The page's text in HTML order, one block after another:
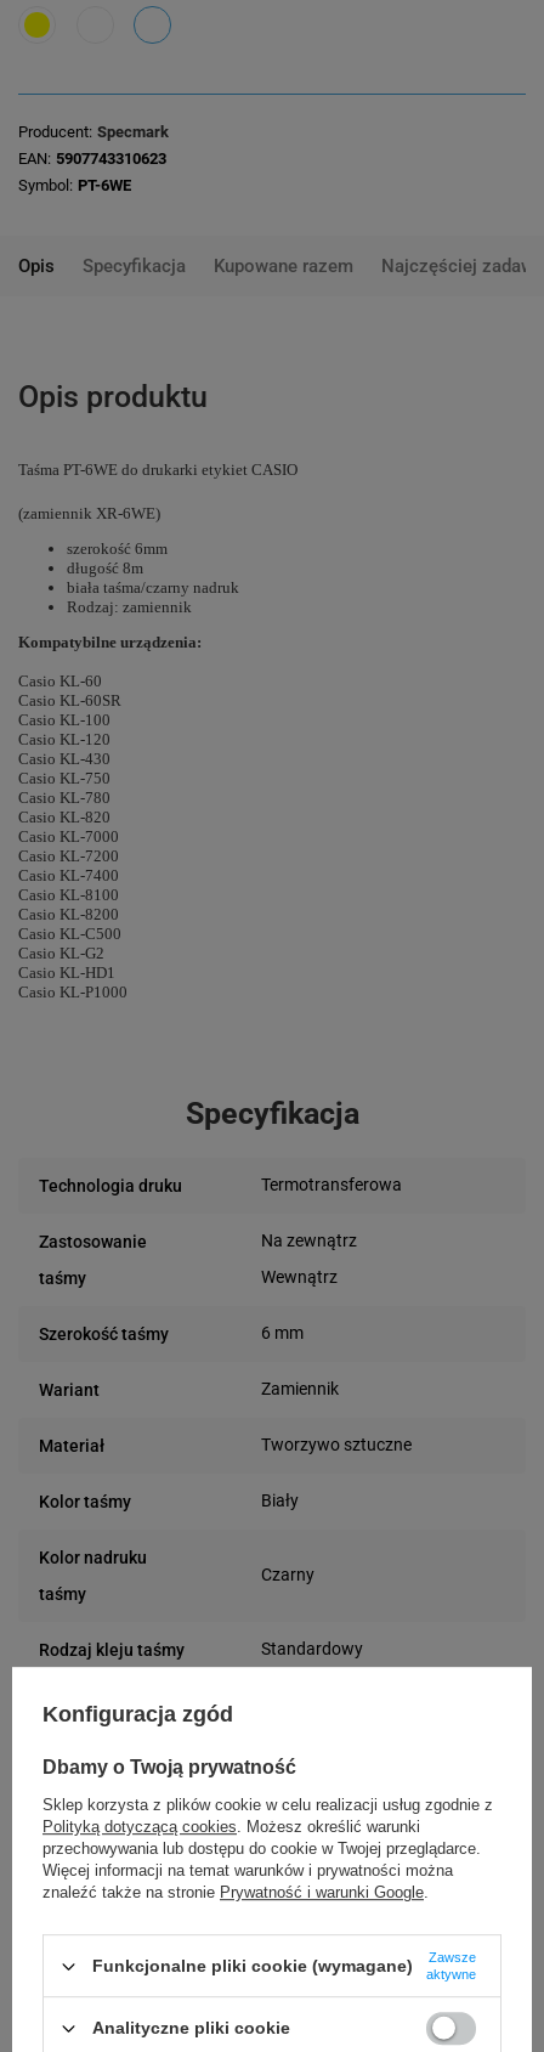
Producent Specmark
EAN 5907743310623
Symbol PT-6WE
Opis Specyfikacja Kupowane razem Najczęściej
Opis produktu
Taśma PT-6WE do drukarki etykiet CASIO
(zamiennik XR-6WE)
szerokość 6mm
długość 8m
biała taśma/czarny nadruk
Rodzaj: zamiennik
Kompatybilne urządzenia:
Casio KL-60
Casio KL-60SR
Casio KL-100
Casio KL-120
Casio KL-430
Casio KL-750
Casio KL-780
Casio KL-820
Casio KL-7000
Casio KL-7200
Casio KL-7400
Casio KL-8100
Casio KL-8200
Casio KL-C500
Casio KL-G2
Casio KL-HD1
Casio KL-P1000
Specyfikacja
Technologia druku Termotransferowa
Zastosowanie
taśmy
Na zewnątrz
Wewnątrz
Szerokość taśmy 6 mm
Wariant Zamiennik
Materiał Tworzywo sztuczne
Kolor taśmy Biały
Kolor nadruku
taśmy
Czarny
Rodzaj kleju taśmy Standardowy
Długość taśmy
Rodzaj taśmy Standard
Gwarancja 24 miesiące
Podmiot
Specmark
Bielska 210
43-400 Cieszyn (Polska)
telefon: 730811399
Osoby
odpowiedzialne
Specmark
Bielska 210
43-400 Cieszyn (Polska)
Konfiguracja zgód
Dbamy o Twoją prywatność
Sklep korzysta z plików cookie w celu realizacji usług zgodnie z
Polityką dotyczącą cookies. Możesz określić warunki
przechowywania lub dostępu do cookie w Twojej przeglądarce.
Więcej informacji na temat warunków i prywatności można
znaleźć także na stronie Prywatność i warunki Google.
Funkcjonalne pliki cookie (wymagane)
Zawsze
aktywne
Analityczne pliki cookie